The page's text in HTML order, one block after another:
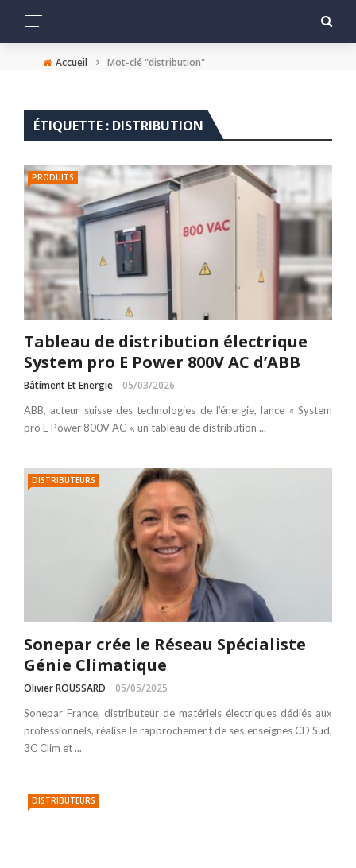
Accueil › Mot-clé "distribution"
ÉTIQUETTE : DISTRIBUTION
PRODUITS
Tableau de distribution électrique
System pro E Power 800V AC d’ABB
Bâtiment Et Energie 05/03/2026
ABB, acteur suisse des technologies de l’énergie, lance « System
pro E Power 800V AC », un tableau de distribution ...
DISTRIBUTEURS
Sonepar crée le Réseau Spécialiste
Génie Climatique
Olivier ROUSSARD 05/05/2025
Sonepar France, distributeur de matériels électriques dédiés aux
professionnels, réalise le rapprochement de ses enseignes CD Sud,
3C Clim et ...
DISTRIBUTEURS